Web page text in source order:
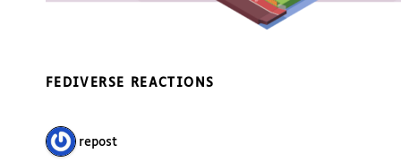
FEDIVERSE REACTIONS
1 repost